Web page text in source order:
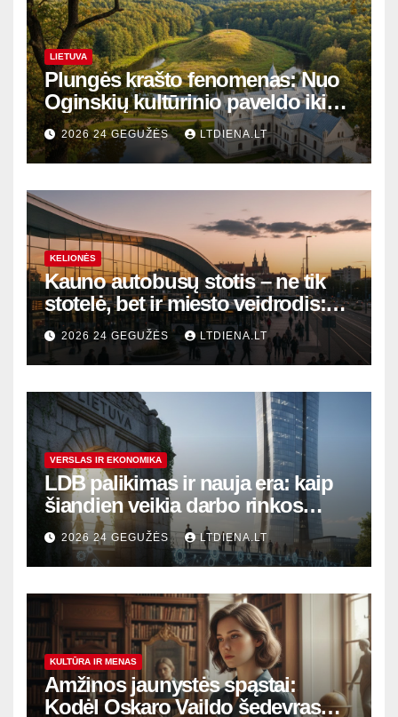
LIETUVA
Plungės krašto fenomenas: Nuo
Oginskių kultūrinio paveldo iki
Žemaitijos gamtos perlų
2026 24 GEGUŽĖS LTDIENA.LT
KELIONĖS
Kauno autobusų stotis – ne tik
stotelė, bet ir miesto veidrodis:
modernūs vartai į laikinąją
sostinę
2026 24 GEGUŽĖS LTDIENA.LT
VERSLAS IR EKONOMIKA
LDB palikimas ir nauja era: kaip
šiandien veikia darbo rinkos
variklis Lietuvoje?
2026 24 GEGUŽĖS LTDIENA.LT
KULTŪRA IR MENAS
Amžinos jaunystės spąstai:
Kodėl Oskaro Vaildo šedevras